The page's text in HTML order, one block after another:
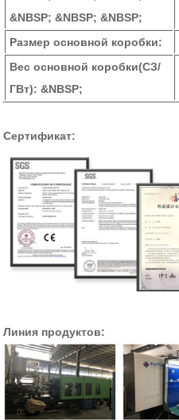
&NBSP; &NBSP; &NBSP;
Размер основной коробки:
Вес основной коробки(СЗ/
ГВт): &NBSP;
Сертификат:
Линия продуктов: